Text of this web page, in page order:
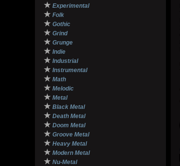
★ Experimental
★ Folk
★ Gothic
★ Grind
★ Grunge
★ Indie
★ Industrial
★ Instrumental
★ Math
★ Melodic
★ Metal
★ Black Metal
★ Death Metal
★ Doom Metal
★ Groove Metal
★ Heavy Metal
★ Modern Metal
★ Nu-Metal